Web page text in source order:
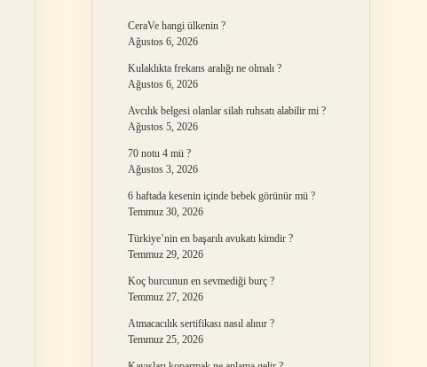
CeraVe hangi ülkenin ?
Ağustos 6, 2026
Kulaklıkta frekans aralığı ne olmalı ?
Ağustos 6, 2026
Avcılık belgesi olanlar silah ruhsatı alabilir mi ?
Ağustos 5, 2026
70 notu 4 mü ?
Ağustos 3, 2026
6 haftada kesenin içinde bebek görünür mü ?
Temmuz 30, 2026
Türkiye’nin en başarılı avukatı kimdir ?
Temmuz 29, 2026
Koç burcunun en sevmediği burç ?
Temmuz 27, 2026
Atmacacılık sertifikası nasıl alınır ?
Temmuz 25, 2026